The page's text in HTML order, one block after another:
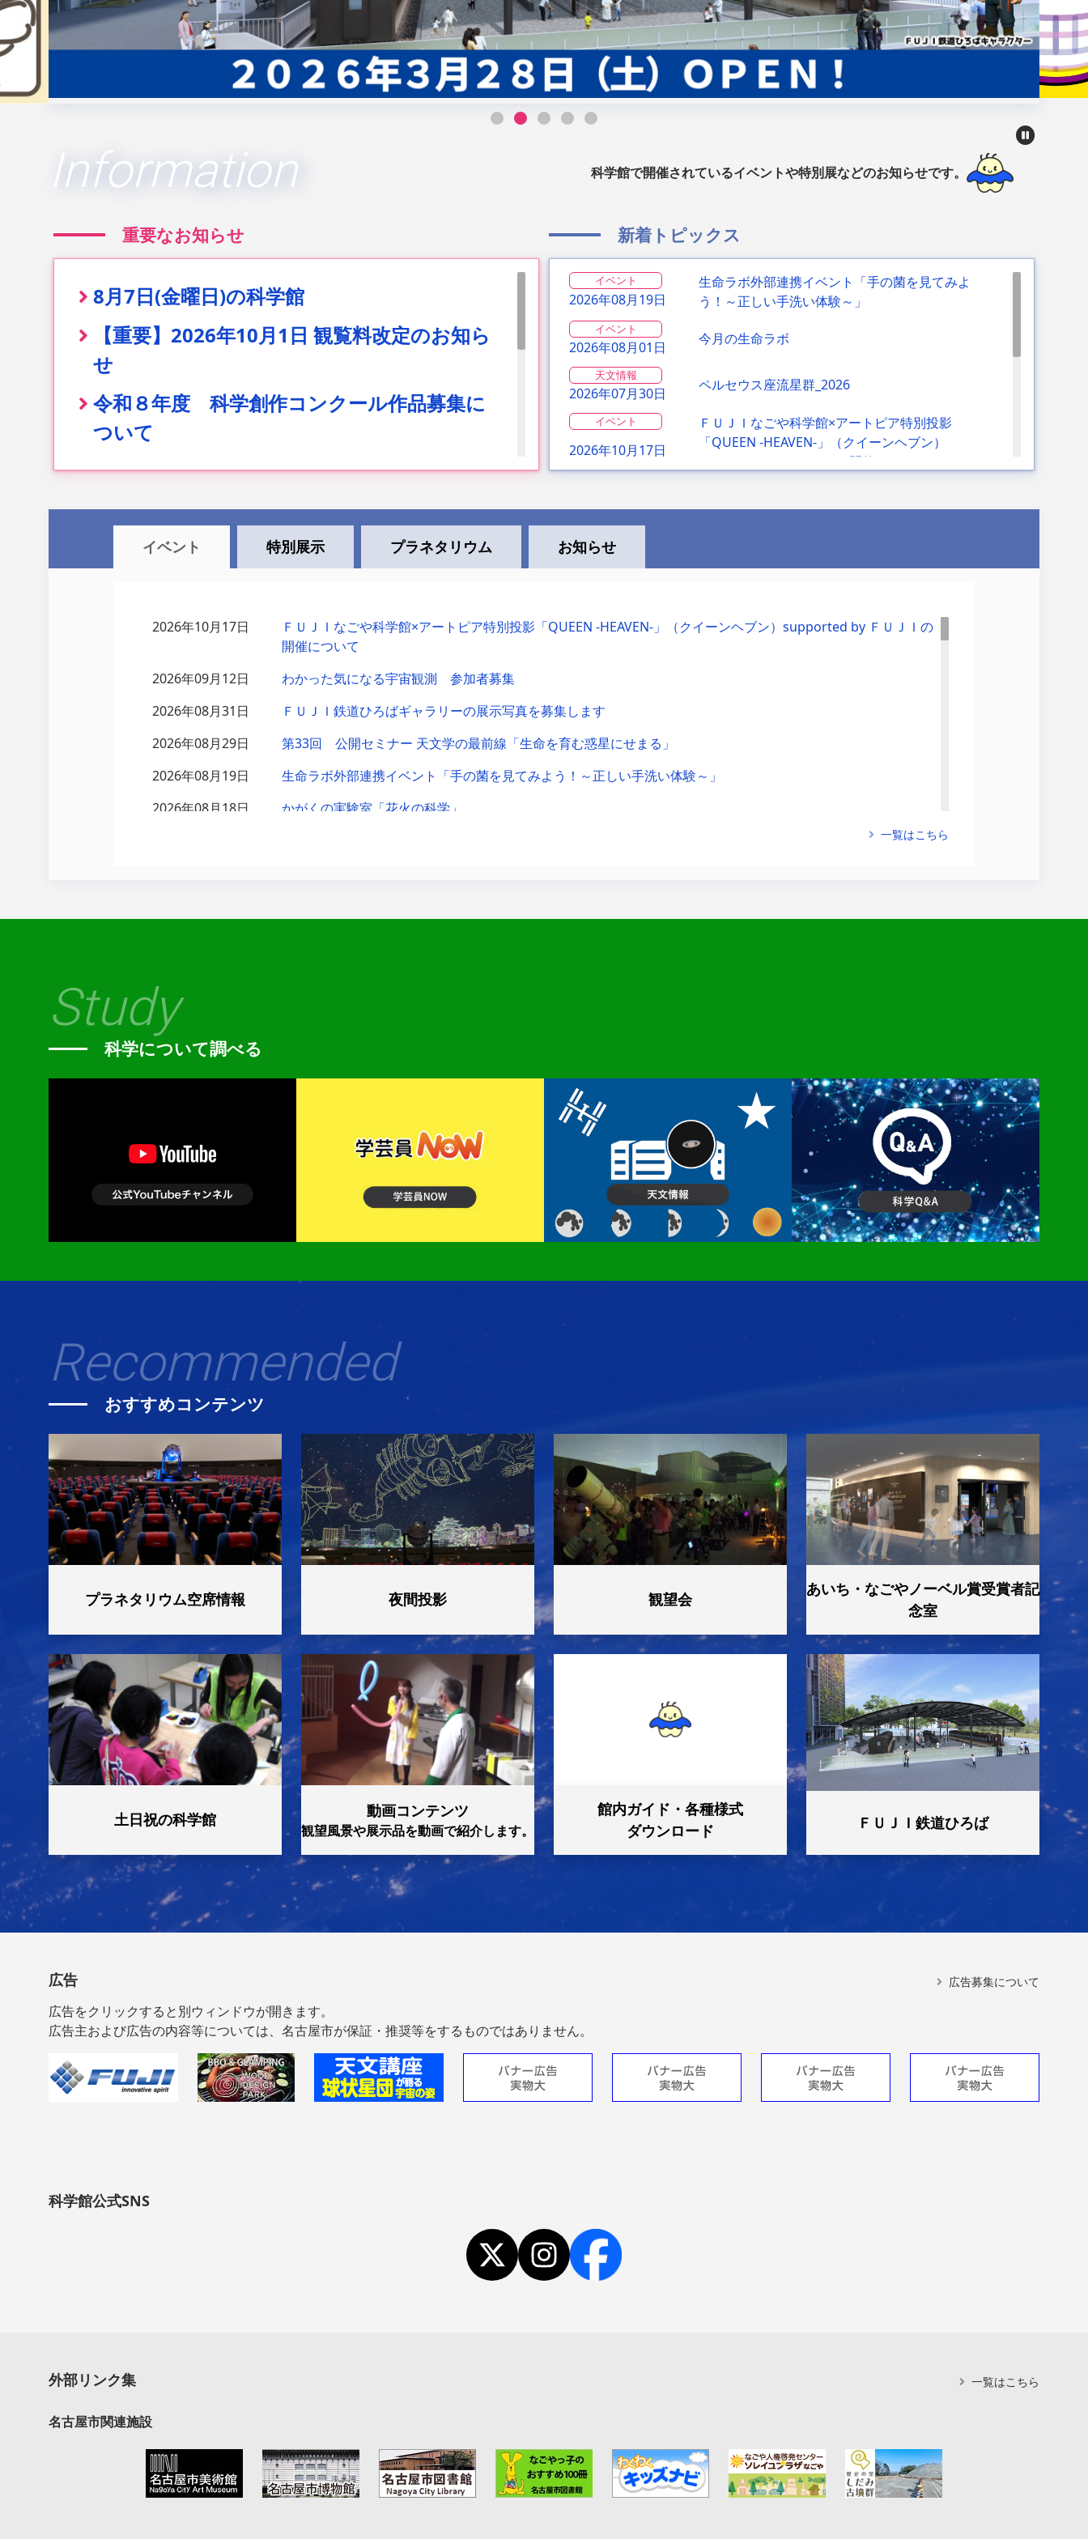
Information 科学館で開催されているイベントや特別展などのお知らせです。
重要なお知らせ
8月7日(金曜日)の科学館
【重要】2026年10月1日 観覧料改定のお知ら
せ
令和８年度 科学創作コンクール作品募集に
ついて
窓口販売における支払方法について
ＦＵＪＩなごや科学館公式SNS運用中！
名古屋市科学館の愛称が「ＦＵＪＩなごや科学
館」になりました。
科学館屋外展示場（鉄道ひろば）付近の封鎖解
バリアフリー情報
新着トピックス
イベント
2026年08月19日
生命ラボ外部連携イベント「手の菌を見てみよ
う！～正しい手洗い体験～」
イベント
2026年08月01日 今月の生命ラボ
天文情報
2026年07月30日 ペルセウス座流星群_2026
イベント
2026年10月17日
ＦＵＪＩなごや科学館×アートピア特別投影
「QUEEN -HEAVEN-」（クイーンヘブン）
supported by ＦＵＪＩの開催について
2026年07月18日
の世界～」
お知らせ
2026年07月18日
イベント
伏見！！夏のスタンプラリー（ソレイユプラザ
イベント 特別展示 プラネタリウム お知らせ
2026年10月17日
ＦＵＪＩなごや科学館×アートピア特別投影「QUEEN -HEAVEN-」（クイーンヘブン）supported by ＦＵＪＩの
開催について
2026年09月12日
わかった気になる宇宙観測 参加者募集
2026年08月31日
ＦＵＪＩ鉄道ひろばギャラリーの展示写真を募集します
2026年08月29日
第33回 公開セミナー 天文学の最前線「生命を育む惑星にせまる」
2026年08月19日
生命ラボ外部連携イベント「手の菌を見てみよう！～正しい手洗い体験～」
2026年08月18日
かがくの実験室「花火の科学」
2026年07月26日
2026年07月25日
伏見！！夏のスタンプラリー（ソレイユプラザなごや）
【7月12日開催】ＦＵＪＩ鉄道ひろば「B6運転体験」について
2026年06月28日
エコパルなごや出張ワークショップ in ＦＵＪＩなごや科学館
2026年06月27日
第8回 病院の機械を操作してみよう！－いのちのエンジニア体験－
ＦＵＪＩ鉄道ひろばギャラリーの展示写真を募集します
2026年05月30日
「こどものための実験工作教室」(リフレッシュ理科教室) 参加者募集
2026年05月29日
夏休み親子写真教室（受付は終了しました）
2026年05月27日
かがくゼミナール 海の宝探し--砂の中の海洋生物を探そう！ー
2026年05月16日
IFCAA 2026 NAGOYA普及啓発事業「救助隊員になって滑車の原理を学ぼう」
2026年05月15日
特別展 「大絶滅展」ギャラリートークイベント
中京大学連携講座 銀河の電波をキャッチしよう！ - 手作りアンテナでとらえる天の川の水素原子 -【申込は終
2026年05月13日
放射線ウォッチング【高校生コースのみ参加者追加募集中】
2026年05月10日
【5月10日開催】ＦＵＪＩ鉄道ひろば「B6運転体験」について（申込は終了しました）
2026年05月09日
地質の日オンライン一般講演会パブリックビューイング
2026年04月29日
【4月29日開催】ＦＵＪＩ鉄道ひろば「B6運転体験」について（申込終了しました）
2026年04月29日
第50回「化石を語る」文化講演会
南極・昭和基地ライブトーク！
2026年04月05日
特別展「大絶滅展」関連イベント 絶滅境界を見に行こう！
2026年03月28日
【3月28日からオープン】鉄道ひろばについて
2026年03月28日
3月28日 字幕付きプラネタリウムについて
2026年03月20日
特別展「大絶滅展」関連イベント 陸と海からみる大絶滅
2026年01月25日
ツァイスⅣ型プラネタリウムの動作実演を行います
2025年11月25日
オンライン市民観望会「土星」
2025年03月21日
【録画を配信中！】オンライン市民観望会「木星」
一覧はこちら
Study
科学について調べる
Recommended
おすすめコンテンツ
プラネタリウム空席情報 夜間投影 観望会
あいち・なごやノーベル賞受賞者記
念室
土日祝の科学館 動画コンテンツ
観望風景や展示品を動画で紹介します。
館内ガイド・各種様式
ダウンロード
ＦＵＪＩ鉄道ひろば
広告 広告募集について
広告をクリックすると別ウィンドウが開きます。
広告主および広告の内容等については、名古屋市が保証・推奨等をするものではありません。
科学館公式SNS
外部リンク集 一覧はこちら
名古屋市関連施設